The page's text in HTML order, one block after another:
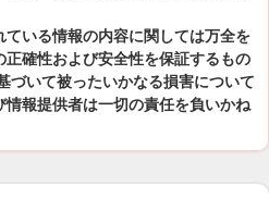
いる情報の内容に関しては万全を
確性および安全性を保証するもの
づいて被ったいかなる損害について
報提供者は一切の責任を負いかね